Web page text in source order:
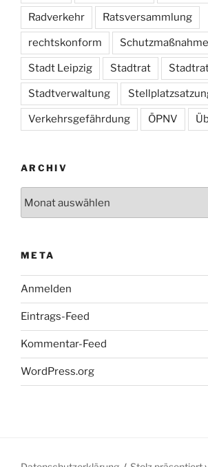
Radverkehr Ratsversammlung
rechtskonform
Stadt Leipzig Stadtrat
Stadtverwaltung
Verkehrsgefährdung ÖPNV
ARCHIV
META
Anmelden
Eintrags-Feed
Kommentar-Feed
WordPress.org